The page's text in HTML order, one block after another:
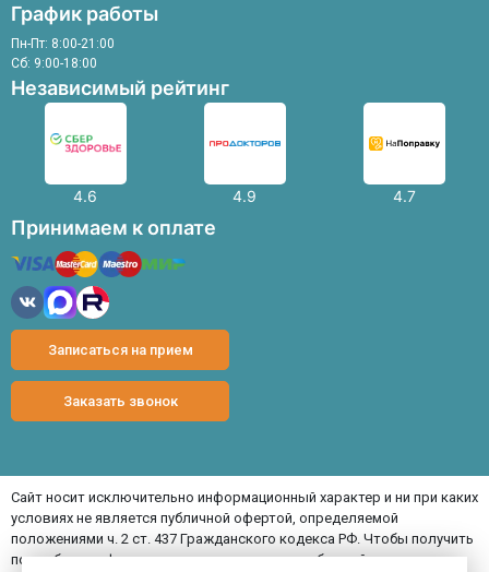
График работы
Пн-Пт: 8:00-21:00
Сб: 9:00-18:00
Независимый рейтинг
4.6 4.9 4.7
Принимаем к оплате
Записаться на прием
Заказать звонок
Сайт носит исключительно информационный характер и ни при каких
условиях не является публичной офертой, определяемой
положениями ч. 2 ст. 437 Гражданского кодекса РФ. Чтобы получить
подробную информации о стоимости услуг, обращайтесь,